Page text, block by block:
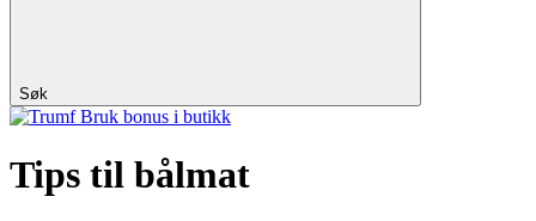
Søk
Bruk bonus i butikk
Tips til bålmat